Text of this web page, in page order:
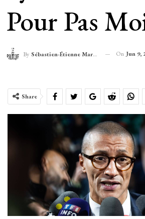
Pour Pas
By Sébastien-Étienne Marechal On Jun 9,
Share